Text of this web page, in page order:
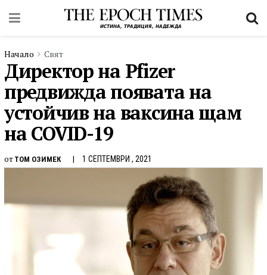
Начало Свят
Директор на Pfizer
предвижда появата на
устойчив на ваксина щам
на COVID-19
от ТОМ ОЗИМЕК 1 СЕПТЕМВРИ , 2021